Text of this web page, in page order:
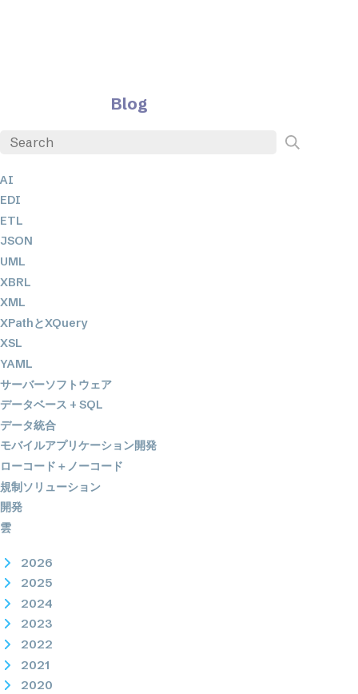
Blog
AI
EDI
ETL
JSON
UML
XBRL
XML
XPathとXQuery
XSL
YAML
サーバーソフトウェア
データベース + SQL
データ統合
モバイルアプリケーション開発
ローコード＋ノーコード
規制ソリューション
開発
雲
2026
2025
2024
2023
2022
2021
2020